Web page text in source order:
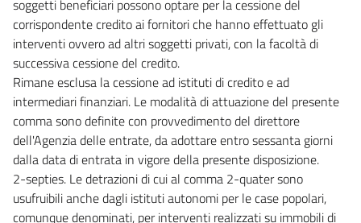
soggetti beneficiari possono optare per la cessione del
corrispondente credito ai fornitori che hanno effettuato gli
interventi ovvero ad altri soggetti privati, con la facoltà di
successiva cessione del credito.
Rimane esclusa la cessione ad istituti di credito e ad
intermediari finanziari. Le modalità di attuazione del presente
comma sono definite con provvedimento del direttore
dell'Agenzia delle entrate, da adottare entro sessanta giorni
dalla data di entrata in vigore della presente disposizione.
2-septies. Le detrazioni di cui al comma 2-quater sono
usufruibili anche dagli istituti autonomi per le case popolari,
comunque denominati, per interventi realizzati su immobili di